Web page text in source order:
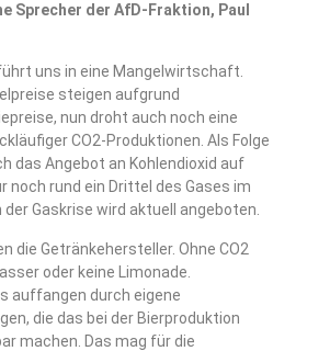
Sprecher der AfD-Fraktion, Paul
uns in eine Mangelwirtschaft.
steigen aufgrund
nun droht auch noch eine
CO2-Produktionen. Als Folge
das Angebot an Kohlendioxid auf
noch rund ein Drittel des Gases im
Gaskrise wird aktuell angeboten.
die Getränkehersteller. Ohne CO2
oder keine Limonade.
auffangen durch eigene
die das bei der Bierproduktion
machen. Das mag für die